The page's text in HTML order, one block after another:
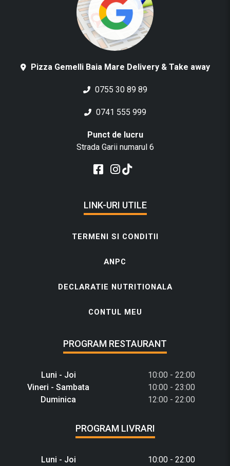
Pizza Gemelli Baia Mare Delivery & Take away
0755 30 89 89
0741 555 999
Punct de lucru
Strada Garii numarul 6
LINK-URI UTILE
TERMENI SI CONDITII
ANPC
DECLARATIE NUTRITIONALA
CONTUL MEU
PROGRAM RESTAURANT
Luni - Joi
10:00 - 22:00
Vineri - Sambata
10:00 - 23:00
Duminica
12:00 - 22:00
PROGRAM LIVRARI
Luni - Joi 10:00 - 22:00